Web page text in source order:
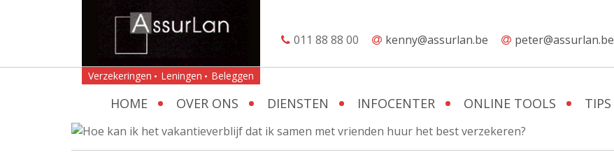
011 88 88 00 kenny@assurlan.be peter@assurlan.be
Verzekeringen Leningen Beleggen
HOME OVER ONS DIENSTEN INFOCENTER ONLINE TOOLS TIPS